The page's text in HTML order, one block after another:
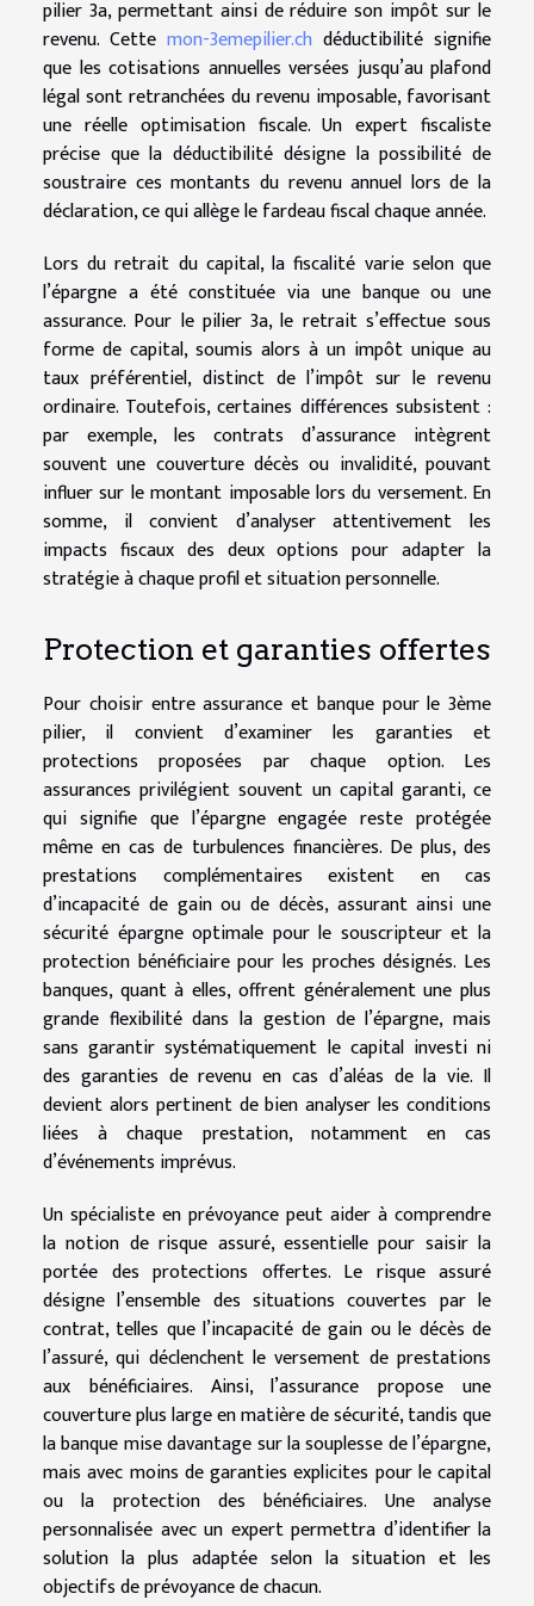
pilier 3a, permettant ainsi de réduire son impôt sur le
revenu. Cette mon-3emepilier.ch déductibilité signifie
que les cotisations annuelles versées jusqu’au plafond
légal sont retranchées du revenu imposable, favorisant
une réelle optimisation fiscale. Un expert fiscaliste
précise que la déductibilité désigne la possibilité de
soustraire ces montants du revenu annuel lors de la
déclaration, ce qui allège le fardeau fiscal chaque année.
Lors du retrait du capital, la fiscalité varie selon que
l’épargne a été constituée via une banque ou une
assurance. Pour le pilier 3a, le retrait s’effectue sous
forme de capital, soumis alors à un impôt unique au
taux préférentiel, distinct de l’impôt sur le revenu
ordinaire. Toutefois, certaines différences subsistent :
par exemple, les contrats d’assurance intègrent
souvent une couverture décès ou invalidité, pouvant
influer sur le montant imposable lors du versement. En
somme, il convient d’analyser attentivement les
impacts fiscaux des deux options pour adapter la
stratégie à chaque profil et situation personnelle.
Protection et garanties offertes
Pour choisir entre assurance et banque pour le 3ème
pilier, il convient d’examiner les garanties et
protections proposées par chaque option. Les
assurances privilégient souvent un capital garanti, ce
qui signifie que l’épargne engagée reste protégée
même en cas de turbulences financières. De plus, des
prestations complémentaires existent en cas
d’incapacité de gain ou de décès, assurant ainsi une
sécurité épargne optimale pour le souscripteur et la
protection bénéficiaire pour les proches désignés. Les
banques, quant à elles, offrent généralement une plus
grande flexibilité dans la gestion de l’épargne, mais
sans garantir systématiquement le capital investi ni
des garanties de revenu en cas d’aléas de la vie. Il
devient alors pertinent de bien analyser les conditions
liées à chaque prestation, notamment en cas
d’événements imprévus.
Un spécialiste en prévoyance peut aider à comprendre
la notion de risque assuré, essentielle pour saisir la
portée des protections offertes. Le risque assuré
désigne l’ensemble des situations couvertes par le
contrat, telles que l’incapacité de gain ou le décès de
l’assuré, qui déclenchent le versement de prestations
aux bénéficiaires. Ainsi, l’assurance propose une
couverture plus large en matière de sécurité, tandis que
la banque mise davantage sur la souplesse de l’épargne,
mais avec moins de garanties explicites pour le capital
ou la protection des bénéficiaires. Une analyse
personnalisée avec un expert permettra d’identifier la
solution la plus adaptée selon la situation et les
objectifs de prévoyance de chacun.